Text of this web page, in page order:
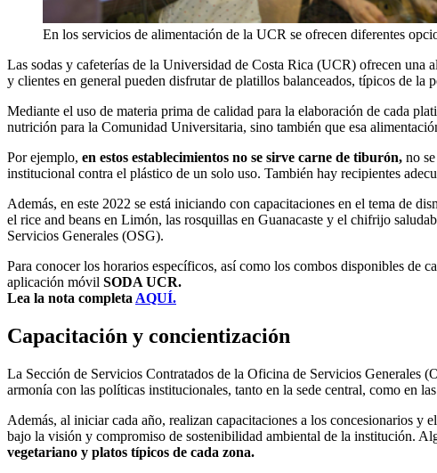
En los servicios de alimentación de la UCR se ofrecen diferentes
Las sodas y cafeterías de la Universidad de Costa Rica (UCR) ofrecen una
y clientes en general pueden disfrutar de platillos balanceados, típicos de la
Mediante el uso de materia prima de calidad para la elaboración de cada
nutrición para la Comunidad Universitaria, sino también que esa
Por ejemplo, en estos establecimientos no se sirve carne de tiburón, no
institucional contra el plástico de un solo uso. También hay recipientes
Además, en este 2022 se está iniciando con capacitaciones en el tema de
el rice and beans en Limón, las rosquillas en Guanacaste y el chifrijo
Servicios Generales (OSG).
Para conocer los horarios específicos, así como los combos disponibles de
aplicación móvil SODA UCR.
Lea la nota completa AQUÍ.
Capacitación y concientización
La Sección de Servicios Contratados de la Oficina de Servicios Generales
armonía con las políticas institucionales, tanto en la sede central, como en
Además, al iniciar cada año, realizan capacitaciones a los concesionarios y
bajo la visión y compromiso de sostenibilidad ambiental de la institución.
vegetariano y platos típicos de cada zona.